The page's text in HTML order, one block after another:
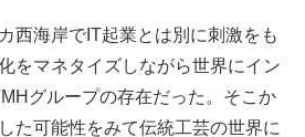
西海岸でIT起業とは別に刺激をも
をマネタイズしながら世界にイン
グループの存在だった。そこか
た可能性をみて伝統工芸の世界に